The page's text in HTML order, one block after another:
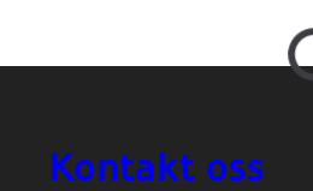
Kontakt oss